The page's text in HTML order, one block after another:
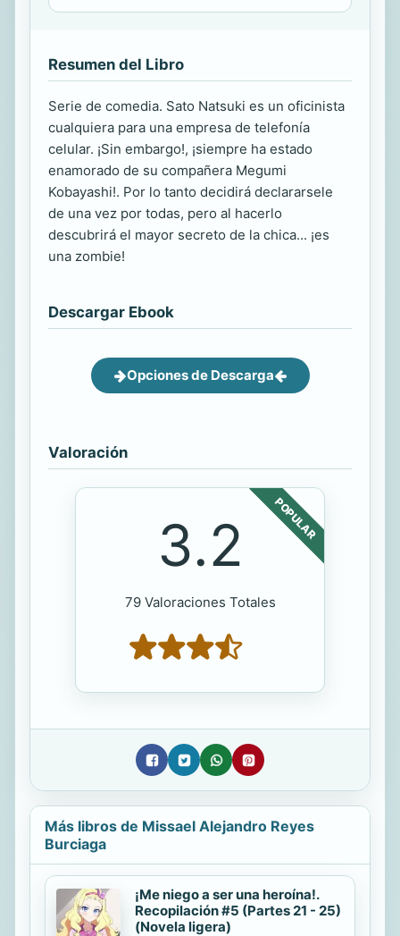
Resumen del Libro
Serie de comedia. Sato Natsuki es un oficinista
cualquiera para una empresa de telefonía
celular. ¡Sin embargo!, ¡siempre ha estado
enamorado de su compañera Megumi
Kobayashi!. Por lo tanto decidirá declararsele
de una vez por todas, pero al hacerlo
descubrirá el mayor secreto de la chica... ¡es
una zombie!
Descargar Ebook
Opciones de Descarga
Valoración
POPULAR
3.2
79 Valoraciones Totales
Más libros de Missael Alejandro Reyes
Burciaga
¡Me niego a ser una heroína!.
Recopilación #5 (Partes 21 - 25)
(Novela ligera)